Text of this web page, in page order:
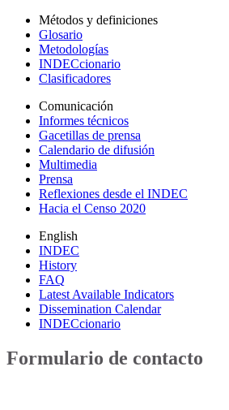
Métodos y definiciones
Glosario
Metodologías
INDECcionario
Clasificadores
Comunicación
Informes técnicos
Gacetillas de prensa
Calendario de difusión
Multimedia
Prensa
Reflexiones desde el INDEC
Hacia el Censo 2020
English
INDEC
History
FAQ
Latest Available Indicators
Dissemination Calendar
INDECcionario
Formulario de contacto